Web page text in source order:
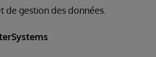
de gestion des données.